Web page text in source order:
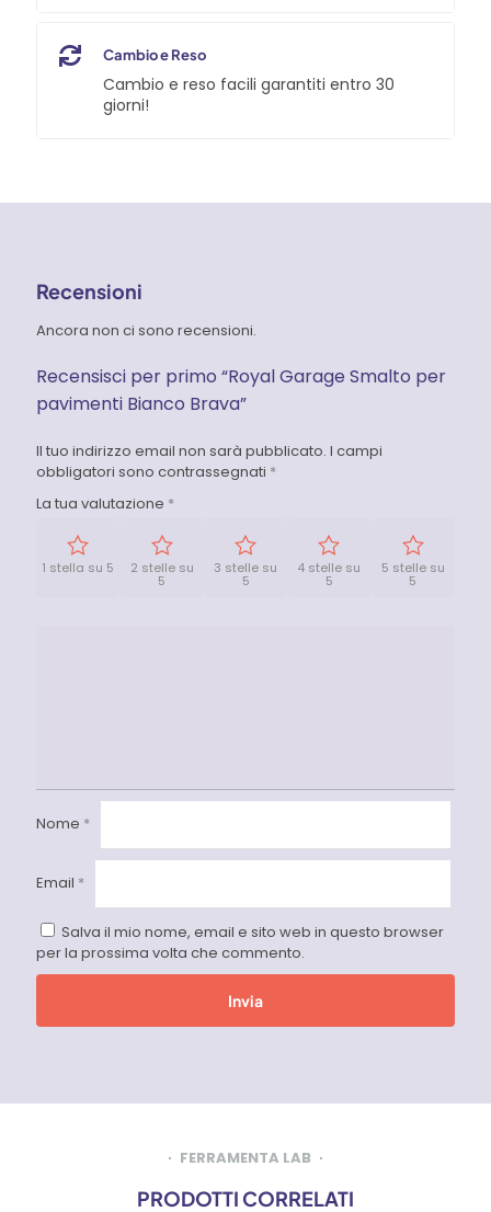
Cambio e Reso
Cambio e reso facili garantiti entro 30
giorni!
Recensioni
Ancora non ci sono recensioni.
Recensisci per primo “Royal Garage Smalto per
pavimenti Bianco Brava”
Il tuo indirizzo email non sarà pubblicato. I campi
obbligatori sono contrassegnati *
La tua valutazione *
1 stella su 5 2 stelle su
5
3 stelle su
5
4 stelle su
5
5 stelle su
5
Nome *
Email *
Salva il mio nome, email e sito web in questo browser
per la prossima volta che commento.
FERRAMENTA LAB
PRODOTTI CORRELATI